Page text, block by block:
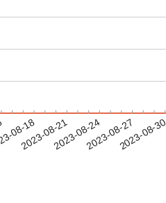
08-18
2023-08-212023-08-242023-08-272023-08-30